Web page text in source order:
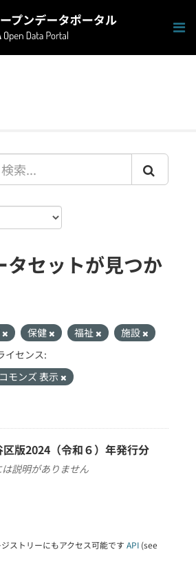
タセットが見つか
保健 福祉
施設
イセンス:
モンズ 表示
版2024（令和６）年発行分
説明がありません
ストリーにもアクセス可能です API (see